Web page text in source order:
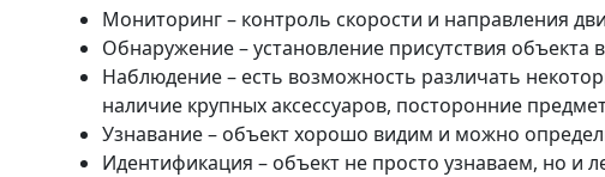
Мониторинг – контроль скорости и направления
Обнаружение – установление присутствия объекта
Наблюдение – есть возможность различать
наличие крупных аксессуаров, посторонние
Узнавание – объект хорошо видим и можно
Идентификация – объект не просто узнаваем, но и